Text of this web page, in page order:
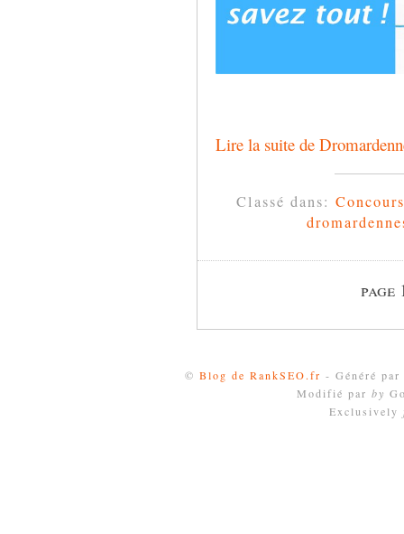
Lire la suite de
Classé dans:
page
© Blog de RankSEO.fr - Généré par
Modifié par by
Exclusively